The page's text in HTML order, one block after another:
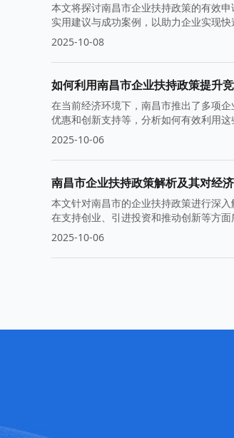
本文将探讨南昌市企业扶持政策的有效
实用建议与成功案例，以助力企业实现
2025-10-08
如何利用南昌市企业扶持政策提升
在当前经济环境下，南昌市推出了多项
优惠和创新支持等，分析如何有效利用
2025-10-06
南昌市企业扶持政策解析及其对经
本文针对南昌市的企业扶持政策进行深
在支持创业、引进投资和推动创新等方
2025-10-06